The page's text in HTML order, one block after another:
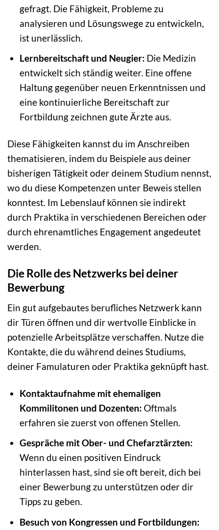
gefragt. Die Fähigkeit, Probleme zu
analysieren und Lösungswege zu entwickeln,
ist unerlässlich.
Lernbereitschaft und Neugier: Die Medizin
entwickelt sich ständig weiter. Eine offene
Haltung gegenüber neuen Erkenntnissen und
eine kontinuierliche Bereitschaft zur
Fortbildung zeichnen gute Ärzte aus.
Diese Fähigkeiten kannst du im Anschreiben
thematisieren, indem du Beispiele aus deiner
bisherigen Tätigkeit oder deinem Studium nennst,
wo du diese Kompetenzen unter Beweis stellen
konntest. Im Lebenslauf können sie indirekt
durch Praktika in verschiedenen Bereichen oder
durch ehrenamtliches Engagement angedeutet
werden.
Die Rolle des Netzwerks bei deiner
Bewerbung
Ein gut aufgebautes berufliches Netzwerk kann
dir Türen öffnen und dir wertvolle Einblicke in
potenzielle Arbeitsplätze verschaffen. Nutze die
Kontakte, die du während deines Studiums,
deiner Famulaturen oder Praktika geknüpft hast.
Kontaktaufnahme mit ehemaligen
Kommilitonen und Dozenten: Oftmals
erfahren sie zuerst von offenen Stellen.
Gespräche mit Ober- und Chefarztärzten:
Wenn du einen positiven Eindruck
hinterlassen hast, sind sie oft bereit, dich bei
einer Bewerbung zu unterstützen oder dir
Tipps zu geben.
Besuch von Kongressen und Fortbildungen: